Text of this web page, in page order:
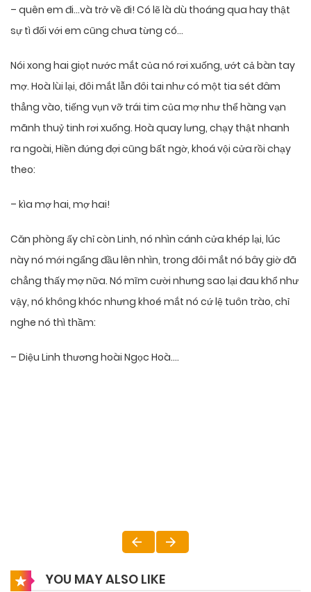
– quên em đi…và trở về đi! Có lẽ là dù thoáng qua hay thật
sự tì đối với em cũng chưa từng có…
Nói xong hai giọt nước mắt của nó rơi xuống, ướt cả bàn tay
mợ. Hoà lùi lại, đôi mắt lẫn đôi tai như có một tia sét đâm
thẳng vào, tiếng vụn vỡ trái tim của mợ như thể hàng vạn
mãnh thuỷ tinh rơi xuống. Hoà quay lưng, chạy thật nhanh
ra ngoài, Hiền đứng đợi cũng bất ngờ, khoá vội cửa rồi chạy
theo:
– kìa mợ hai, mợ hai!
Căn phòng ấy chỉ còn Linh, nó nhìn cánh cửa khép lại, lúc
này nó mới ngẩng đầu lên nhìn, trong đôi mắt nó bây giờ đã
chẳng thấy mợ nữa. Nó mĩm cười nhưng sao lại đau khổ như
vậy, nó không khóc nhưng khoé mắt nó cứ lệ tuôn trào, chỉ
nghe nó thì thầm:
– Diệu Linh thương hoài Ngọc Hoà….
YOU MAY ALSO LIKE